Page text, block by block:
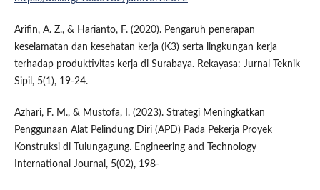
Arifin, A. Z., & Harianto, F. (2020). Pengaruh penerapan
keselamatan dan kesehatan kerja (K3) serta lingkungan kerja
terhadap produktivitas kerja di Surabaya. Rekayasa: Jurnal Teknik
Sipil, 5(1), 19-24.
Azhari, F. M., & Mustofa, I. (2023). Strategi Meningkatkan
Penggunaan Alat Pelindung Diri (APD) Pada Pekerja Proyek
Konstruksi di Tulungagung. Engineering and Technology
International Journal, 5(02), 198-